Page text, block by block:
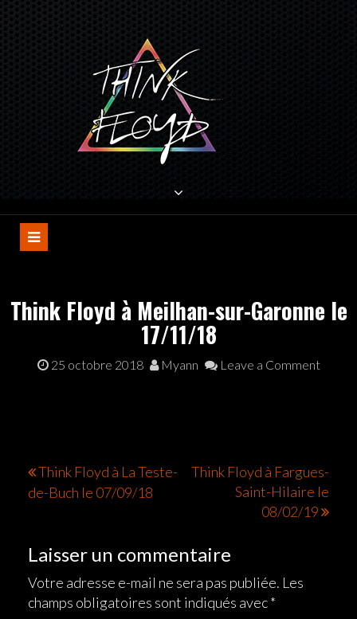
Skip
THINK FLOYD
Think Floyd à Meilhan-sur-Garonne le
17/11/18
25 octobre 2018 Myann Leave a Comment
Navigation
de
Think Floyd à La Teste-
de-Buch le 07/09/18
Think Floyd à Fargues-
Saint-Hilaire le
08/02/19
Laisser un commentaire
Votre adresse e-mail ne sera pas publiée. Les
champs obligatoires sont indiqués avec*